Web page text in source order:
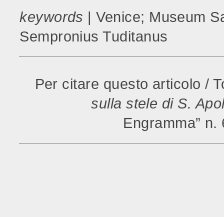
keywords | Venice; Museum
Sempronius Tuditanus
Per citare questo articolo /
sulla stele di S.
Engramma”